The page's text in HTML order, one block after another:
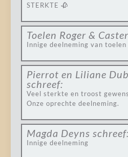
STERKTE 🥀
Toelen Roger &
Innige deelneming van
Pierrot en Liliane
schreef:
Veel sterkte en troost
Onze oprechte deelneming.
Magda Deyns schreef:
Innige deelneming